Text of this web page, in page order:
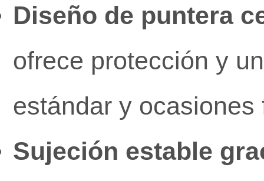
Diseño de puntera
ofrece protección y
estándar y ocasiones
Sujeción estable